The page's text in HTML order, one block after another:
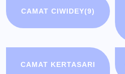
CAMAT CIWIDEY(9)
CAMAT KERTASARI